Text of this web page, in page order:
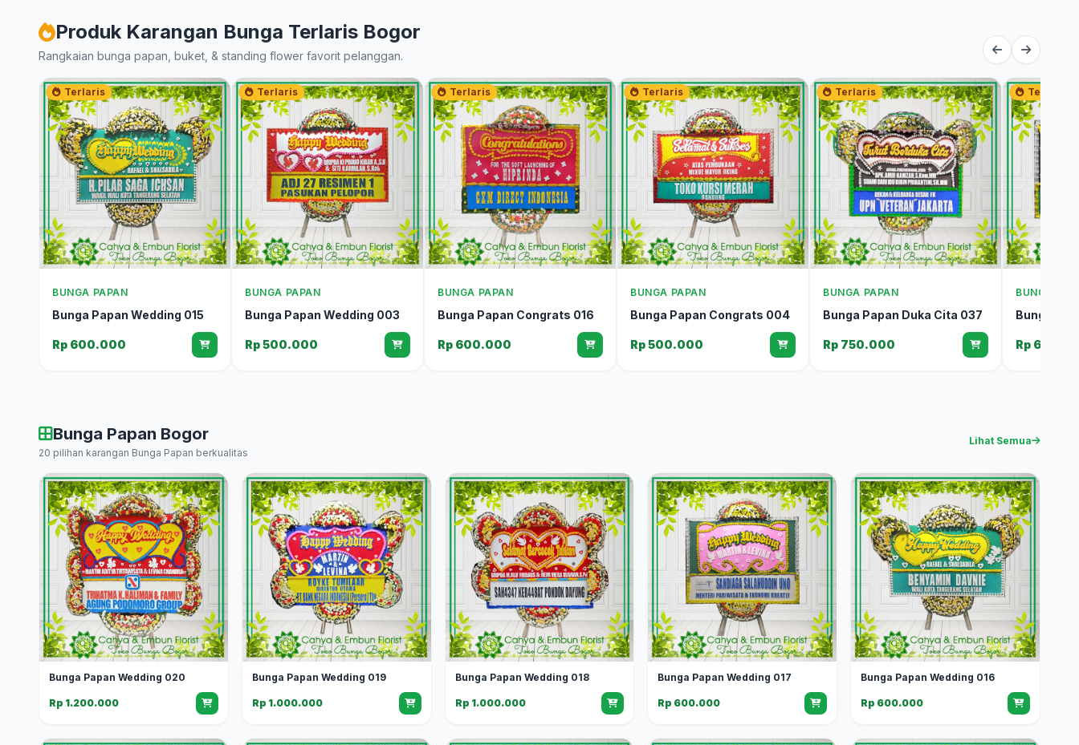
Produk Karangan Bunga Terlaris Bogor
Rangkaian bunga papan, buket, & standing flower favorit pelanggan.
Terlaris
BUNGA PAPAN
Bunga Papan Wedding 015
Rp 600.000
Terlaris
BUNGA PAPAN
Bunga Papan Wedding 003
Rp 500.000
Terlaris
BUNGA PAPAN
Bunga Papan Congrats 016
Rp 600.000
Terlaris
BUNGA PAPAN
Bunga Papan Congrats 004
Rp 500.000
Terlaris
BUNGA PAPAN
Bunga Papan Duka Cita 037
Rp 750.000
Terlaris
BUNGA
Bunga
Rp
Bunga Papan Bogor
20 pilihan karangan Bunga Papan berkualitas
Lihat Semua
Bunga Papan Wedding 020
Rp 1.200.000
Bunga Papan Wedding 019
Rp 1.000.000
Bunga Papan Wedding 018
Rp 1.000.000
Bunga Papan Wedding 017
Rp 600.000
Bunga Papan Wedding 016
Rp 600.000